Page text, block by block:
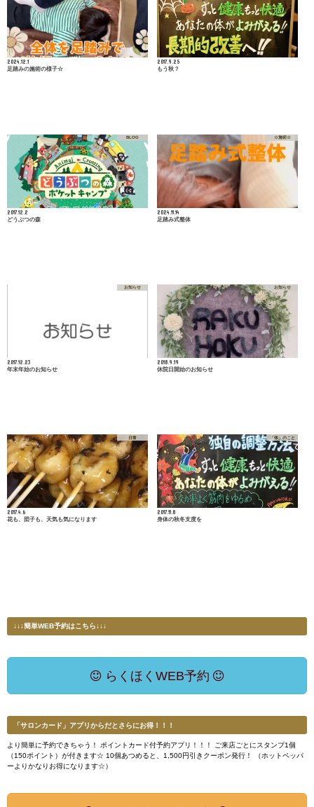
2024.12.1
足踏みの施術の様子☆
2017.9.25
もう秋？
BLOG
2017.12.2
どうぶつの森
☆施術☆
2024.11.14
足踏み式整体
お知らせ
2017.12.23
年末年始のお知らせ
お知らせ
2018.9.19
休院日開始のお知らせ
日常
2017.4.6
花も、団子も、天気も気になります
「体」のこと
2017.11.8
身体の秋冬支度を
↓↓↓簡単WEB予約はこちら↓↓↓
らくほくWEB予約
「サロンカード」アプリからだとさらにお得！！！
より簡単に予約できちゃう！ ポイントカード付予約アプリ！！！ ご来店ごとにスタンプ1個
（150ポイント）が付きます☆ 10個あつめると、1,500円引きクーポン発行！ （ホットペッパ
ーよりかなりお得になります☆）